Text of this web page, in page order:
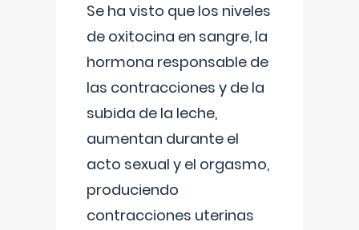
Se ha visto que los niveles
de oxitocina en sangre, la
hormona responsable de
las contracciones y de la
subida de la leche,
aumentan durante el
acto sexual y el orgasmo,
produciendo
contracciones uterinas